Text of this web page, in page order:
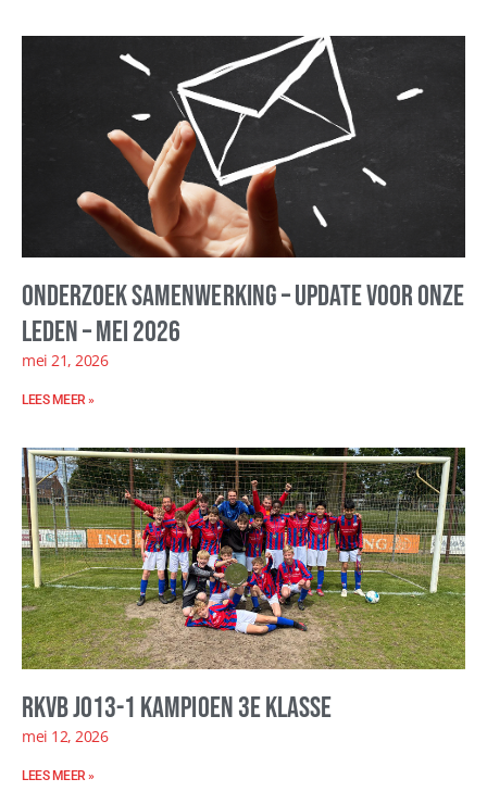
Onderzoek samenwerking – update voor onze
leden – mei 2026
mei 21, 2026
LEES MEER »
RKVB JO13-1 kampioen 3e klasse
mei 12, 2026
LEES MEER »